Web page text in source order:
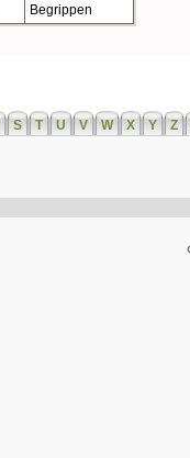
Begrippen
S T U V W X Y Z